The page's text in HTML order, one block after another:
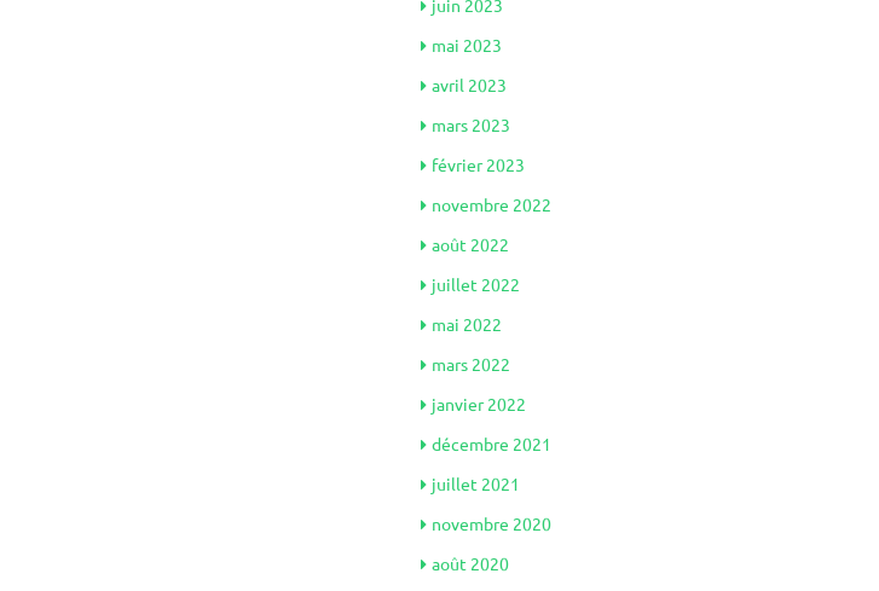
juin 2023
mai 2023
avril 2023
mars 2023
février 2023
novembre 2022
août 2022
juillet 2022
mai 2022
mars 2022
janvier 2022
décembre 2021
juillet 2021
novembre 2020
août 2020